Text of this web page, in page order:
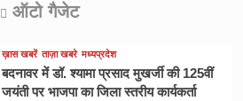
ऑटो गैजेट
ख़ास खबरें ताज़ा खबरे मध्यप्रदेश
बदनावर में डॉ. श्यामा प्रसाद मुखर्जी की 125वीं
जयंती पर भाजपा का जिला स्तरीय कार्यकर्ता